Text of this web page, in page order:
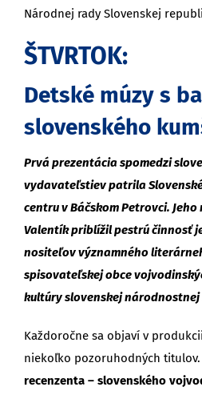
Národnej rady Slovenskej
ŠTVRTOK:
Detské múzy s
slovenského
Prvá prezentácia spomedzi
vydavateľstiev patrila
centru v Báčskom Petrovci.
Valentík priblížil pestrú činnosť
nositeľov významného
spisovateľskej obce
kultúry slovenskej národnostnej
Každoročne sa objaví v
niekoľko pozoruhodných titulov.
recenzenta – slovenského